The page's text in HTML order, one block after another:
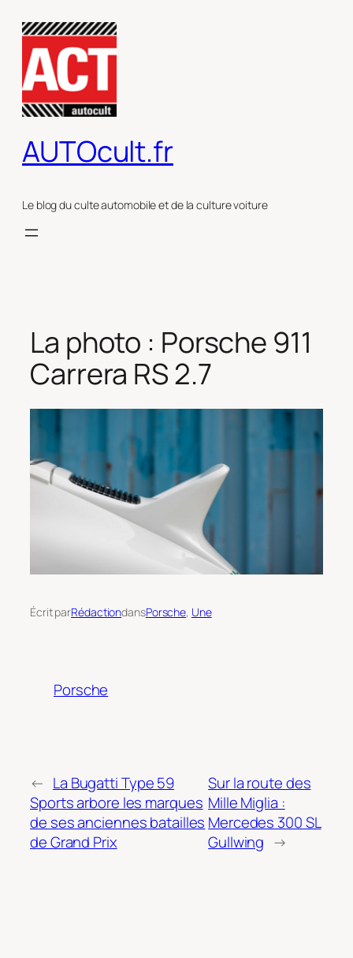
contenu
AUTOcult.fr
Le blog du culte automobile et de la culture voiture
La photo : Porsche 911
Carrera RS 2.7
Écrit parRédactiondansPorsche, Une
Porsche
← La Bugatti Type 59
Sports arbore les marques
de ses anciennes batailles
de Grand Prix
Sur la route des
Mille Miglia :
Mercedes 300 SL
Gullwing →